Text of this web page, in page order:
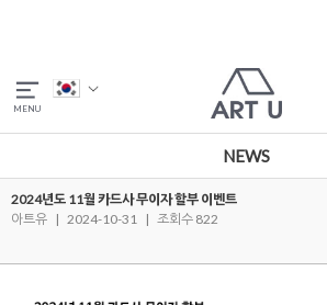
NEWS
2024년도 11월 카드사 무이자 할부 이벤트
아트유 | 2024-10-31 | 조회수 822